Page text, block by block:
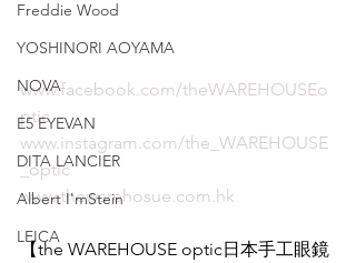
Freddie Wood
YOSHINORI AOYAMA
NOVA
E5 EYEVAN
DITA LANCIER
Albert I'mStein
LEICA
www.facebook.com/theWAREHOUSEo
ptic
www.instagram.com/the_WAREHOUSE
_optic
www.thewarehosue.com.hk
【the WAREHOUSE optic日本手工眼鏡